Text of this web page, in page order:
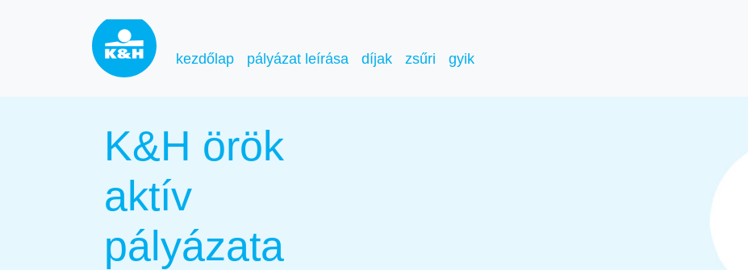
kezdőlap pályázat leírása díjak zsűri gyik
K&H örök
aktív
pályázata